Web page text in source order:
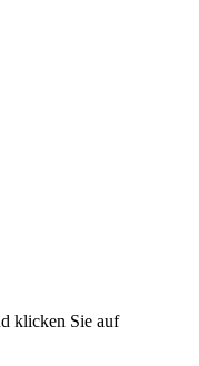
klicken Sie auf